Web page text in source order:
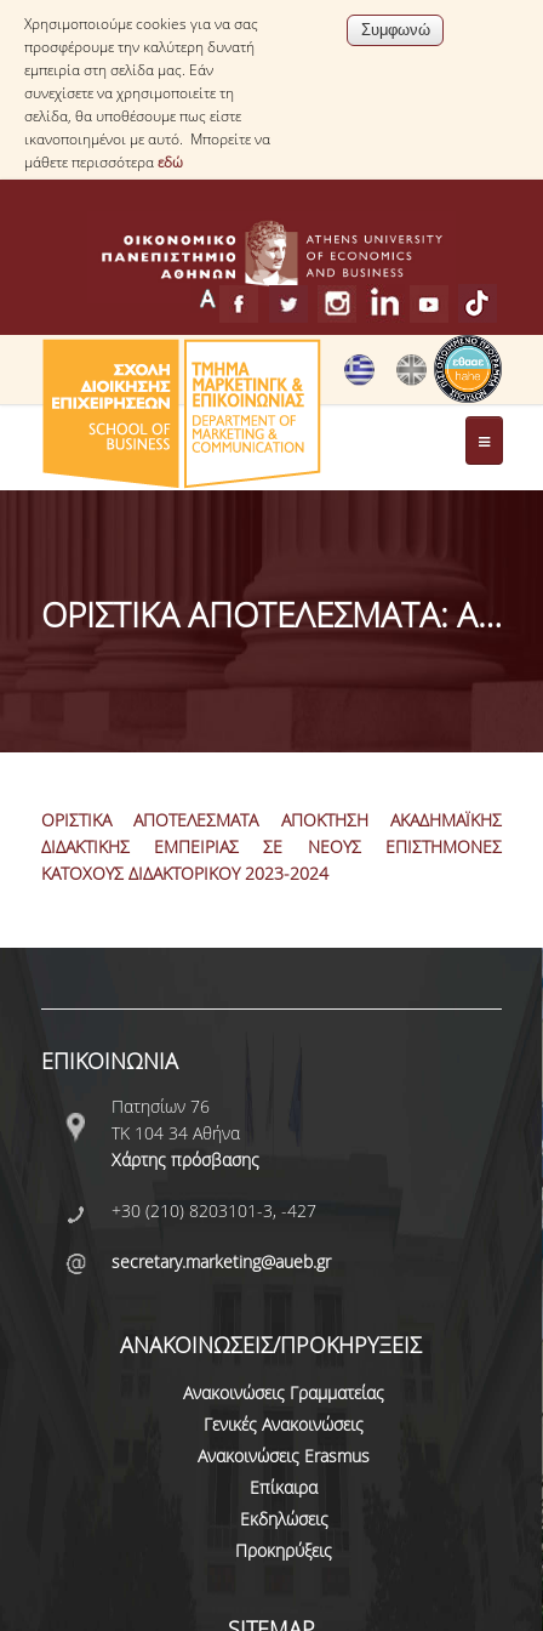
Χρησιμοποιούμε cookies για να σας
προσφέρουμε την καλύτερη δυνατή
εμπειρία στη σελίδα μας. Εάν
συνεχίσετε να χρησιμοποιείτε τη
σελίδα, θα υποθέσουμε πως είστε
ικανοποιημένοι με αυτό. Μπορείτε να
μάθετε περισσότεραεδώ
ΤΟ ΤΜΗΜΑ
ΜΑΡΚΕΤΙΝΓΚ & ΕΠΙΚΟΙΝΩΝΙΑ
ΟΡΑΜΑ, ΑΠΟΣΤΟΛΗ, ΑΞΙΕΣ, ΙΣΤΟΡΙΑ ΤΟΥ
ΜΕ ΜΙΑ ΜΑΤΙΑ
ΑΝΘΡΩΠΙΝΟ ΔΥΝΑΜΙΚΟ
ΥΠΟΨΗΦΙΟΙ ΔΙΔΑΚΤΟΡΕΣ
ΔΙΟΙΚΗΤΙΚΟ ΠΡΟΣΩΠΙΚΟ
ΜΗΤΡΩΑ ΜΕΛΩΝ ΤΜΗΜΑΤΟΣ
ΕΝΤΕΤΑΛΜΕΝΟΙ ΔΙΔΑΣΚΟΝΤΕΣ ΑΚΑΔ.
ΕΤΟΥΣ '25-'26
ΠΡΟΓΡΑΜΜΑ ΚΑΙ ΚΑΤΕΥΘΥΝΣΕΙΣ ΣΠΟΥΔΩΝ
ΑΝΑΛΥΤΙΚΗ ΠΑΡΟΥΣΙΑΣΗ ΜΑΘΗΜΑΤΩΝ
ΠΡΑΚΤΙΚΗ ΑΣΚΗΣΗ
ΠΡΟΓΡΑΜΜΑ ERASMUS+
ΟΡΙΣΤΙΚΑ ΑΠΟΤΕΛΕΣΜΑΤΑ: Απόκτηση Ακαδ. Διδακτικής Εμπειρίας
ΟΡΙΣΤΙΚΑ ΑΠΟΤΕΛΕΣΜΑΤΑ ΑΠΟΚΤΗΣΗ ΑΚΑΔΗΜΑΪΚΗΣ
ΔΙΔΑΚΤΙΚΗΣ ΕΜΠΕΙΡΙΑΣ ΣΕ ΝΕΟΥΣ ΕΠΙΣΤΗΜΟΝΕΣ
ΚΑΤΟΧΟΥΣ ΔΙΔΑΚΤΟΡΙΚΟΥ 2023-2024
ΕΠΙΚΟΙΝΩΝΙΑ
Πατησίων 76
ΤΚ 104 34 Αθήνα
Χάρτης πρόσβασης
+30 (210) 8203101-3, -427
secretary.marketing@aueb.gr
ΑΝΑΚΟΙΝΩΣΕΙΣ/ΠΡΟΚΗΡΥΞΕΙΣ
Ανακοινώσεις Γραμματείας
Γενικές Ανακοινώσεις
Ανακοινώσεις Erasmus
Επίκαιρα
Εκδηλώσεις
Προκηρύξεις